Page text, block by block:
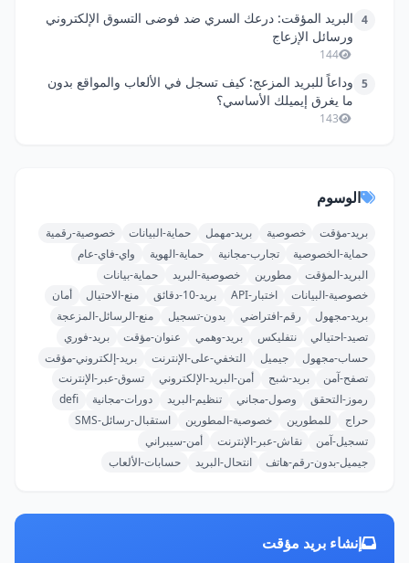
4 البريد المؤقت: درعك السري ضد فوضى التسوق الإلكتروني
ورسائل الإزعاج
144
5 وداعاً للبريد المزعج: كيف تسجل في الألعاب والمواقع بدون
ما يغرق إيميلك الأساسي؟
143
الوسوم
بريد-مؤقت خصوصية بريد-مهمل حماية-البيانات
خصوصية-رقمية
حماية-الخصوصية
تجارب-مجانية حماية-الهوية
واي-فاي-عام
البريد-المؤقت
مطورين خصوصية-البريد
حماية-بيانات
خصوصية-البيانات
اختبار-API بريد-10-دقائق منع-الاحتيال
أمان
بريد-مجهول
رقم-افتراضي بدون-تسجيل
منع-الرسائل-المزعجة
تصيد-احتيالي
نتفليكس بريد-وهمي عنوان-مؤقت
بريد-فوري
حساب-مجهول
جيميل التخفي-على-الإنترنت
بريد-إلكتروني-مؤقت
تصفح-آمن
بريد-شبح أمن-البريد-الإلكتروني
تسوق-عبر-الإنترنت
رموز-التحقق
وصول-مجاني تنظيم-البريد دورات-مجانية
defi
حراج
للمطورين خصوصية-المطورين
استقبال-رسائل-SMS
تسجيل-آمن
نقاش-عبر-الإنترنت
أمن-سيبراني
جيميل-بدون-رقم-هاتف
انتحال-البريد حسابات-الألعاب
إنشاء بريد مؤقت